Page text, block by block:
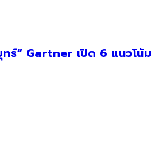
ทธ์” Gartner เปิด 6 แนวโน้ม